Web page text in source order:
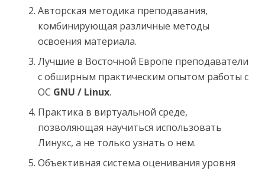
Авторская методика преподавания,
комбинирующая различные методы
освоения материала.
Лучшие в Восточной Европе преподаватели
с обширным практическим опытом работы с
ОС GNU / Linux.
Практика в виртуальной среде,
позволяющая научиться использовать
Линукс, а не только узнать о нем.
Объективная система оценивания уровня